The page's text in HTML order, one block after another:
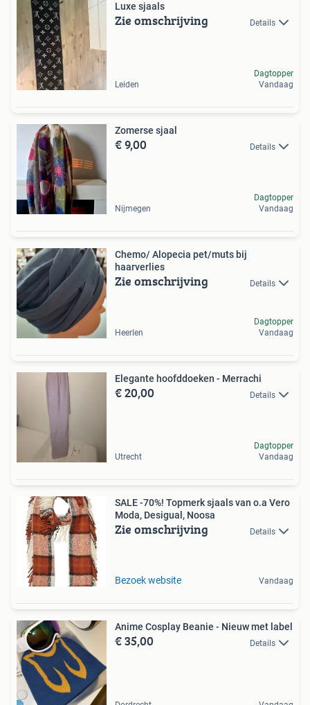
Luxe sjaals
Zie omschrijving Details
Leiden
Dagtopper
Vandaag
Zomerse sjaal
€ 9,00 Details
Nijmegen
Dagtopper
Vandaag
Chemo/ Alopecia pet/muts bij
haarverlies
Zie omschrijving Details
Heerlen
Dagtopper
Vandaag
Elegante hoofddoeken - Merrachi
€ 20,00 Details
Utrecht
Dagtopper
Vandaag
SALE -70%! Topmerk sjaals van o.a Vero
Moda, Desigual, Noosa
Zie omschrijving Details
Bezoek website Vandaag
Anime Cosplay Beanie - Nieuw met label
€ 35,00 Details